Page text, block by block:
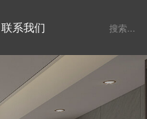
联系我们